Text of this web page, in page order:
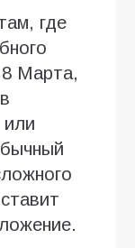
где
Марта,
или